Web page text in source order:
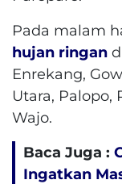
Pada malam
hujan ringan
Enrekang,
Utara, Palopo,
Wajo.
Baca Juga :
Ingatkan